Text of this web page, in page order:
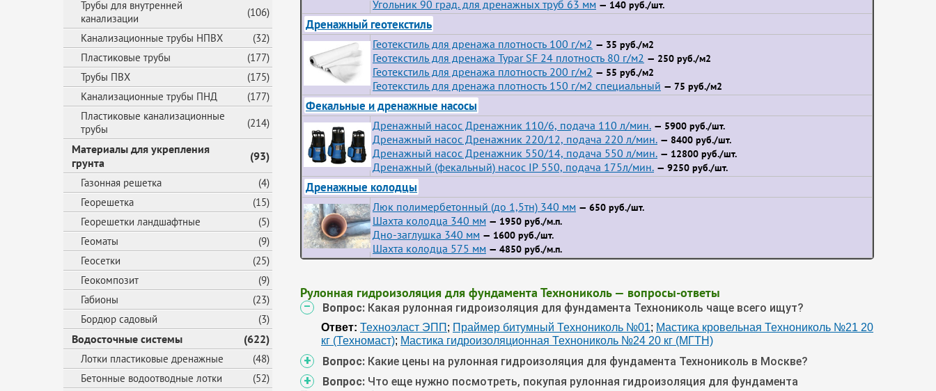
Трубы для внутренней
канализации
(106)
Канализационные трубы НПВХ
(32)
Пластиковые трубы
(177)
Трубы ПВХ
(175)
Канализационные трубы ПНД
(177)
Пластиковые канализационные
трубы
(214)
Материалы для укрепления
грунта
(93)
Газонная решетка
(4)
Георешетка
(15)
Георешетки ландшафтные
(5)
Геоматы
(9)
Геосетки
(25)
Геокомпозит
(9)
Габионы
(23)
Бордюр садовый
(3)
Водосточные системы (622)
Лотки пластиковые дренажные
(48)
Бетонные водоотводные лотки
(52)
Угольник 90 град. для дренажных труб 63 мм — 140 руб./шт.
Дренажный геотекстиль
Геотекстиль для дренажа плотность 100 г/м2 — 35 руб./м2
Геотекстиль для дренажа Typar SF 24 плотность 80 г/м2 — 250 руб./м2
Геотекстиль для дренажа плотность 200 г/м2 — 55 руб./м2
Геотекстиль для дренажа плотность 150 г/м2 специальный — 75 руб./м2
Фекальные и дренажные насосы
Дренажный насос Дренажник 110/6, подача 110 л/мин. — 5900 руб./шт.
Дренажный насос Дренажник 220/12, подача 220 л/мин. — 8400 руб./шт.
Дренажный насос Дренажник 550/14, подача 550 л/мин. — 12800 руб./шт.
Дренажный (фекальный) насос IP 550, подача 175л/мин. — 9250 руб./шт.
Дренажные колодцы
Люк полимербетонный (до 1,5тн) 340 мм — 650 руб./шт.
Шахта колодца 340 мм — 1950 руб./м.п.
Дно-заглушка 340 мм — 1600 руб./шт.
Шахта колодца 575 мм — 4850 руб./м.п.
Рулонная гидроизоляция для фундамента Технониколь — вопросы-ответы
Вопрос: Какая рулонная гидроизоляция для фундамента Технониколь чаще всего ищут?
Ответ: Техноэласт ЭПП ; Праймер битумный Технониколь №01; Мастика кровельная Технониколь №21 20
кг (Техномаст); Мастика гидроизоляционная Технониколь №24 20 кг (МГТН)
Вопрос: Какие цены на рулонная гидроизоляция для фундамента Технониколь в Москве?
Вопрос: Что еще нужно посмотреть, покупая рулонная гидроизоляция для фундамента